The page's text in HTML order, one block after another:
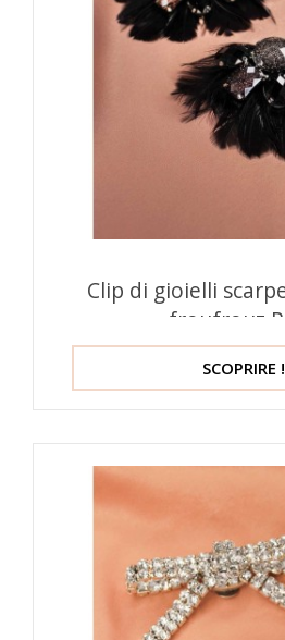
Clip di gioielli
froufrouz
SCOPRIRE !